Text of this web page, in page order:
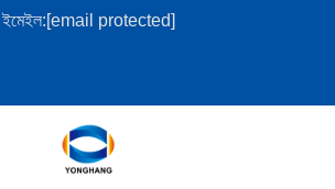
ইমেইল:[email protected]